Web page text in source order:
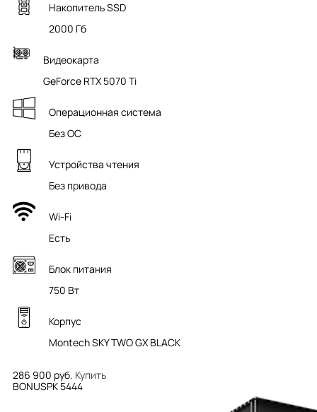
Накопитель SSD
2000 Гб
Видеокарта
GeForce RTX 5070 Ti
Операционная система
Без ОС
Устройства чтения
Без привода
Wi-Fi
Есть
Блок питания
750 Вт
Корпус
Montech SKY TWO GX BLACK
286 900 руб. Купить
BONUSPK 5444